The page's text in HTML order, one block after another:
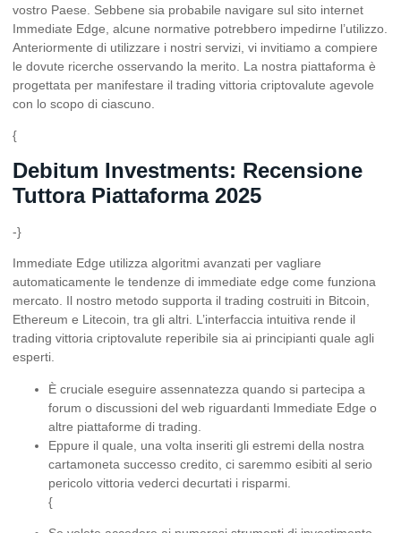
vostro Paese. Sebbene sia probabile navigare sul sito internet
Immediate Edge, alcune normative potrebbero impedirne l’utilizzo.
Anteriormente di utilizzare i nostri servizi, vi invitiamo a compiere
le dovute ricerche osservando la merito. La nostra piattaforma è
progettata per manifestare il trading vittoria criptovalute agevole
con lo scopo di ciascuno.
{
Debitum Investments: Recensione
Tuttora Piattaforma 2025
-}
Immediate Edge utilizza algoritmi avanzati per vagliare
automaticamente le tendenze di immediate edge come funziona
mercato. Il nostro metodo supporta il trading costruiti in Bitcoin,
Ethereum e Litecoin, tra gli altri. L’interfaccia intuitiva rende il
trading vittoria criptovalute reperibile sia ai principianti quale agli
esperti.
È cruciale eseguire assennatezza quando si partecipa a
forum o discussioni del web riguardanti Immediate Edge o
altre piattaforme di trading.
Eppure il quale, una volta inseriti gli estremi della nostra
cartamoneta successo credito, ci saremmo esibiti al serio
pericolo vittoria vederci decurtati i risparmi.
{